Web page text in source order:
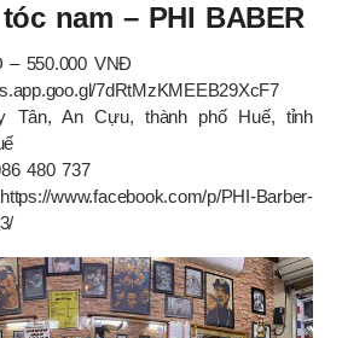
nam – PHI BABER
– 550.000 VNĐ
7dRtMzKMEEB29XcF7
Tân, An Cựu, thành phố Huế, tỉnh
480 737
www.facebook.com/p/PHI-Barber-